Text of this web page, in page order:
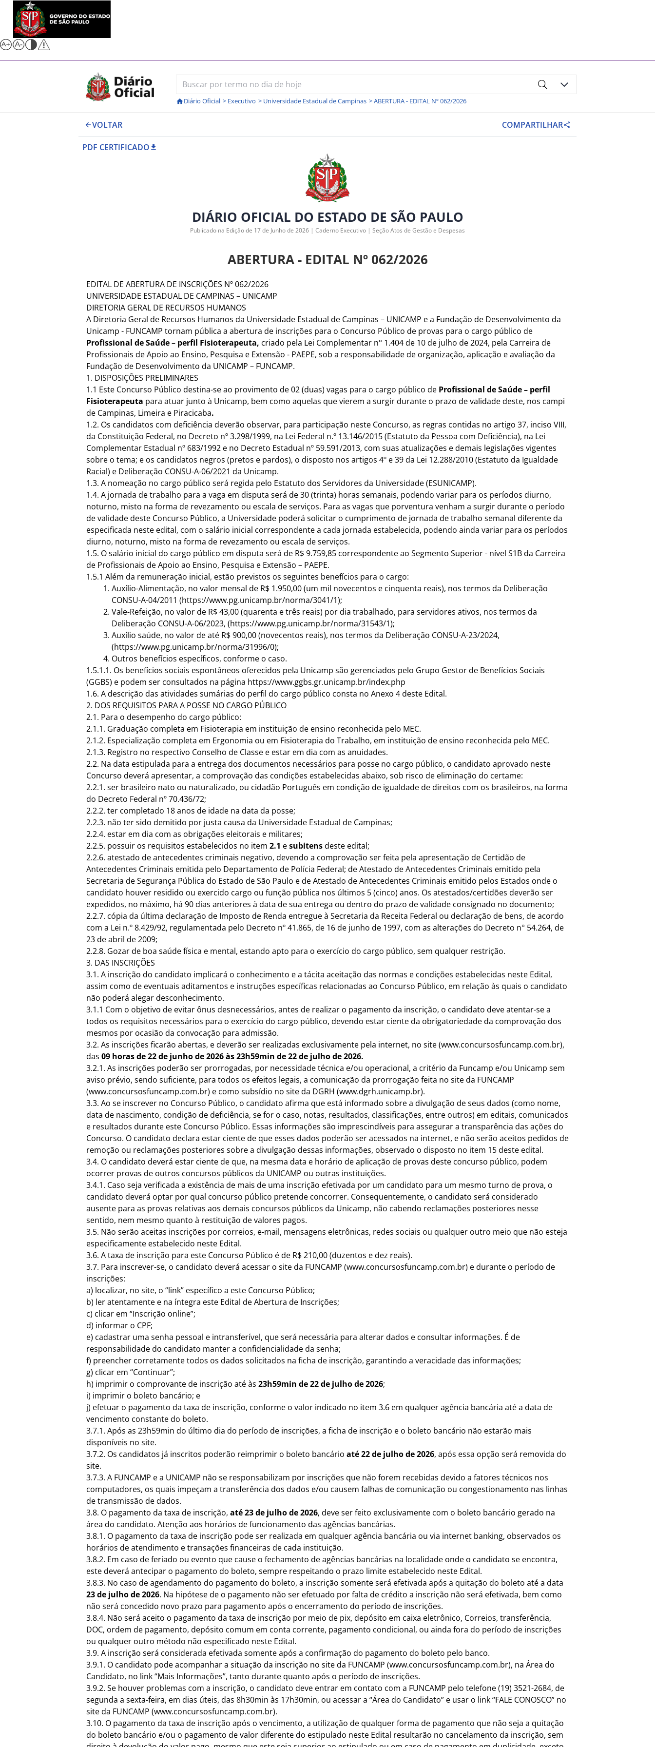
Diário Oficial > Executivo > Universidade Estadual de Campinas >ABERTURA - EDITAL Nº 062/2026
VOLTAR COMPARTILHAR
PDF CERTIFICADO
DIÁRIO OFICIAL DO ESTADO DE SÃO PAULO
Publicado na Edição de 17 de Junho de 2026 | Caderno Executivo | Seção Atos de Gestão e Despesas
ABERTURA - EDITAL Nº 062/2026
EDITAL DE ABERTURA DE INSCRIÇÕES Nº 062/2026
UNIVERSIDADE ESTADUAL DE CAMPINAS – UNICAMP
DIRETORIA GERAL DE RECURSOS HUMANOS
A Diretoria Geral de Recursos Humanos da Universidade Estadual de Campinas – UNICAMP e a Fundação de Desenvolvimento da
Unicamp - FUNCAMP tornam pública a abertura de inscrições para o Concurso Público de provas para o cargo público de
Profissional de Saúde – perfil Fisioterapeuta, criado pela Lei Complementar n° 1.404 de 10 de julho de 2024, pela Carreira de
Profissionais de Apoio ao Ensino, Pesquisa e Extensão - PAEPE, sob a responsabilidade de organização, aplicação e avaliação da
Fundação de Desenvolvimento da UNICAMP – FUNCAMP.
1. DISPOSIÇÕES PRELIMINARES
1.1 Este Concurso Público destina-se ao provimento de 02 (duas) vagas para o cargo público de Profissional de Saúde – perfil
Fisioterapeuta para atuar junto à Unicamp, bem como aquelas que vierem a surgir durante o prazo de validade deste, nos campi
de Campinas, Limeira e Piracicaba.
1.2. Os candidatos com deficiência deverão observar, para participação neste Concurso, as regras contidas no artigo 37, inciso VIII,
da Constituição Federal, no Decreto nº 3.298/1999, na Lei Federal n.º 13.146/2015 (Estatuto da Pessoa com Deficiência), na Lei
Complementar Estadual nº 683/1992 e no Decreto Estadual nº 59.591/2013, com suas atualizações e demais legislações vigentes
sobre o tema; e os candidatos negros (pretos e pardos), o disposto nos artigos 4º e 39 da Lei 12.288/2010 (Estatuto da Igualdade
Racial) e Deliberação CONSU-A-06/2021 da Unicamp.
1.3. A nomeação no cargo público será regida pelo Estatuto dos Servidores da Universidade (ESUNICAMP).
1.4. A jornada de trabalho para a vaga em disputa será de 30 (trinta) horas semanais, podendo variar para os períodos diurno,
noturno, misto na forma de revezamento ou escala de serviços. Para as vagas que porventura venham a surgir durante o período
de validade deste Concurso Público, a Universidade poderá solicitar o cumprimento de jornada de trabalho semanal diferente da
especificada neste edital, com o salário inicial correspondente a cada jornada estabelecida, podendo ainda variar para os períodos
diurno, noturno, misto na forma de revezamento ou escala de serviços.
1.5. O salário inicial do cargo público em disputa será de R$ 9.759,85 correspondente ao Segmento Superior - nível S1B da Carreira
de Profissionais de Apoio ao Ensino, Pesquisa e Extensão – PAEPE.
1.5.1 Além da remuneração inicial, estão previstos os seguintes benefícios para o cargo:
Auxílio-Alimentação, no valor mensal de R$ 1.950,00 (um mil novecentos e cinquenta reais), nos termos da Deliberação
CONSU-A-04/2011 (https://www.pg.unicamp.br/norma/3041/1);
Vale-Refeição, no valor de R$ 43,00 (quarenta e três reais) por dia trabalhado, para servidores ativos, nos termos da
Deliberação CONSU-A-06/2023, (https://www.pg.unicamp.br/norma/31543/1);
Auxílio saúde, no valor de até R$ 900,00 (novecentos reais), nos termos da Deliberação CONSU-A-23/2024,
(https://www.pg.unicamp.br/norma/31996/0);
Outros benefícios específicos, conforme o caso.
1.5.1.1. Os benefícios sociais espontâneos oferecidos pela Unicamp são gerenciados pelo Grupo Gestor de Benefícios Sociais
(GGBS) e podem ser consultados na página https://www.ggbs.gr.unicamp.br/index.php
1.6. A descrição das atividades sumárias do perfil do cargo público consta no Anexo 4 deste Edital.
2. DOS REQUISITOS PARA A POSSE NO CARGO PÚBLICO
2.1. Para o desempenho do cargo público:
2.1.1. Graduação completa em Fisioterapia em instituição de ensino reconhecida pelo MEC.
2.1.2. Especialização completa em Ergonomia ou em Fisioterapia do Trabalho, em instituição de ensino reconhecida pelo MEC.
2.1.3. Registro no respectivo Conselho de Classe e estar em dia com as anuidades.
2.2. Na data estipulada para a entrega dos documentos necessários para posse no cargo público, o candidato aprovado neste
Concurso deverá apresentar, a comprovação das condições estabelecidas abaixo, sob risco de eliminação do certame:
2.2.1. ser brasileiro nato ou naturalizado, ou cidadão Português em condição de igualdade de direitos com os brasileiros, na forma
do Decreto Federal nº 70.436/72;
2.2.2. ter completado 18 anos de idade na data da posse;
2.2.3. não ter sido demitido por justa causa da Universidade Estadual de Campinas;
2.2.4. estar em dia com as obrigações eleitorais e militares;
2.2.5. possuir os requisitos estabelecidos no item 2.1 esubitensdeste edital;
2.2.6. atestado de antecedentes criminais negativo, devendo a comprovação ser feita pela apresentação de Certidão de
Antecedentes Criminais emitida pelo Departamento de Polícia Federal; de Atestado de Antecedentes Criminais emitido pela
Secretaria de Segurança Pública do Estado de São Paulo e de Atestado de Antecedentes Criminais emitido pelos Estados onde o
candidato houver residido ou exercido cargo ou função pública nos últimos 5 (cinco) anos. Os atestados/certidões deverão ser
expedidos, no máximo, há 90 dias anteriores à data de sua entrega ou dentro do prazo de validade consignado no documento;
2.2.7. cópia da última declaração de Imposto de Renda entregue à Secretaria da Receita Federal ou declaração de bens, de acordo
com a Lei n.º 8.429/92, regulamentada pelo Decreto nº 41.865, de 16 de junho de 1997, com as alterações do Decreto n° 54.264, de
23 de abril de 2009;
2.2.8. Gozar de boa saúde física e mental, estando apto para o exercício do cargo público, sem qualquer restrição.
3. DAS INSCRIÇÕES
3.1. A inscrição do candidato implicará o conhecimento e a tácita aceitação das normas e condições estabelecidas neste Edital,
assim como de eventuais aditamentos e instruções específicas relacionadas ao Concurso Público, em relação às quais o candidato
não poderá alegar desconhecimento.
3.1.1 Com o objetivo de evitar ônus desnecessários, antes de realizar o pagamento da inscrição, o candidato deve atentar-se a
todos os requisitos necessários para o exercício do cargo público, devendo estar ciente da obrigatoriedade da comprovação dos
mesmos por ocasião da convocação para admissão.
3.2. As inscrições ficarão abertas, e deverão ser realizadas exclusivamente pela internet, no site (www.concursosfuncamp.com.br),
das 09 horas de 22 de junho de 2026 às 23h59min de 22 de julho de 2026.
3.2.1. As inscrições poderão ser prorrogadas, por necessidade técnica e/ou operacional, a critério da Funcamp e/ou Unicamp sem
aviso prévio, sendo suficiente, para todos os efeitos legais, a comunicação da prorrogação feita no site da FUNCAMP
(www.concursosfuncamp.com.br) e como subsídio no site da DGRH (www.dgrh.unicamp.br).
3.3. Ao se inscrever no Concurso Público, o candidato afirma que está informado sobre a divulgação de seus dados (como nome,
data de nascimento, condição de deficiência, se for o caso, notas, resultados, classificações, entre outros) em editais, comunicados
e resultados durante este Concurso Público. Essas informações são imprescindíveis para assegurar a transparência das ações do
Concurso. O candidato declara estar ciente de que esses dados poderão ser acessados na internet, e não serão aceitos pedidos de
remoção ou reclamações posteriores sobre a divulgação dessas informações, observado o disposto no item 15 deste edital.
3.4. O candidato deverá estar ciente de que, na mesma data e horário de aplicação de provas deste concurso público, podem
ocorrer provas de outros concursos públicos da UNICAMP ou outras instituições.
3.4.1. Caso seja verificada a existência de mais de uma inscrição efetivada por um candidato para um mesmo turno de prova, o
candidato deverá optar por qual concurso público pretende concorrer. Consequentemente, o candidato será considerado
ausente para as provas relativas aos demais concursos públicos da Unicamp, não cabendo reclamações posteriores nesse
sentido, nem mesmo quanto à restituição de valores pagos.
3.5. Não serão aceitas inscrições por correios, e-mail, mensagens eletrônicas, redes sociais ou qualquer outro meio que não esteja
especificamente estabelecido neste Edital.
3.6. A taxa de inscrição para este Concurso Público é de R$ 210,00 (duzentos e dez reais).
3.7. Para inscrever-se, o candidato deverá acessar o site da FUNCAMP (www.concursosfuncamp.com.br) e durante o período de
inscrições:
a) localizar, no site, o “link” específico a este Concurso Público;
b) ler atentamente e na íntegra este Edital de Abertura de Inscrições;
c) clicar em “Inscrição online”;
d) informar o CPF;
e) cadastrar uma senha pessoal e intransferível, que será necessária para alterar dados e consultar informações. É de
responsabilidade do candidato manter a confidencialidade da senha;
f) preencher corretamente todos os dados solicitados na ficha de inscrição, garantindo a veracidade das informações;
g) clicar em “Continuar”;
h) imprimir o comprovante de inscrição até às 23h59min de 22 de julho de 2026;
i) imprimir o boleto bancário; e
j) efetuar o pagamento da taxa de inscrição, conforme o valor indicado no item 3.6 em qualquer agência bancária até a data de
vencimento constante do boleto.
3.7.1. Após as 23h59min do último dia do período de inscrições, a ficha de inscrição e o boleto bancário não estarão mais
disponíveis no site.
3.7.2. Os candidatos já inscritos poderão reimprimir o boleto bancário até 22 de julho de 2026, após essa opção será removida do
site.
3.7.3. A FUNCAMP e a UNICAMP não se responsabilizam por inscrições que não forem recebidas devido a fatores técnicos nos
computadores, os quais impeçam a transferência dos dados e/ou causem falhas de comunicação ou congestionamento nas linhas
de transmissão de dados.
3.8. O pagamento da taxa de inscrição, até 23 de julho de 2026, deve ser feito exclusivamente com o boleto bancário gerado na
área do candidato. Atenção aos horários de funcionamento das agências bancárias.
3.8.1. O pagamento da taxa de inscrição pode ser realizada em qualquer agência bancária ou via internet banking, observados os
horários de atendimento e transações financeiras de cada instituição.
3.8.2. Em caso de feriado ou evento que cause o fechamento de agências bancárias na localidade onde o candidato se encontra,
este deverá antecipar o pagamento do boleto, sempre respeitando o prazo limite estabelecido neste Edital.
3.8.3. No caso de agendamento do pagamento do boleto, a inscrição somente será efetivada após a quitação do boleto até a data
23 de julho de 2026. Na hipótese de o pagamento não ser efetuado por falta de crédito a inscrição não será efetivada, bem como
não será concedido novo prazo para pagamento após o encerramento do período de inscrições.
3.8.4. Não será aceito o pagamento da taxa de inscrição por meio de pix, depósito em caixa eletrônico, Correios, transferência,
DOC, ordem de pagamento, depósito comum em conta corrente, pagamento condicional, ou ainda fora do período de inscrições
ou qualquer outro método não especificado neste Edital.
3.9. A inscrição será considerada efetivada somente após a confirmação do pagamento do boleto pelo banco.
3.9.1. O candidato pode acompanhar a situação da inscrição no site da FUNCAMP (www.concursosfuncamp.com.br), na Área do
Candidato, no link “Mais Informações”, tanto durante quanto após o período de inscrições.
3.9.2. Se houver problemas com a inscrição, o candidato deve entrar em contato com a FUNCAMP pelo telefone (19) 3521-2684, de
segunda a sexta-feira, em dias úteis, das 8h30min às 17h30min, ou acessar a “Área do Candidato” e usar o link “FALE CONOSCO” no
site da FUNCAMP (www.concursosfuncamp.com.br).
3.10. O pagamento da taxa de inscrição após o vencimento, a utilização de qualquer forma de pagamento que não seja a quitação
do boleto bancário e/ou o pagamento de valor diferente do estipulado neste Edital resultarão no cancelamento da inscrição, sem